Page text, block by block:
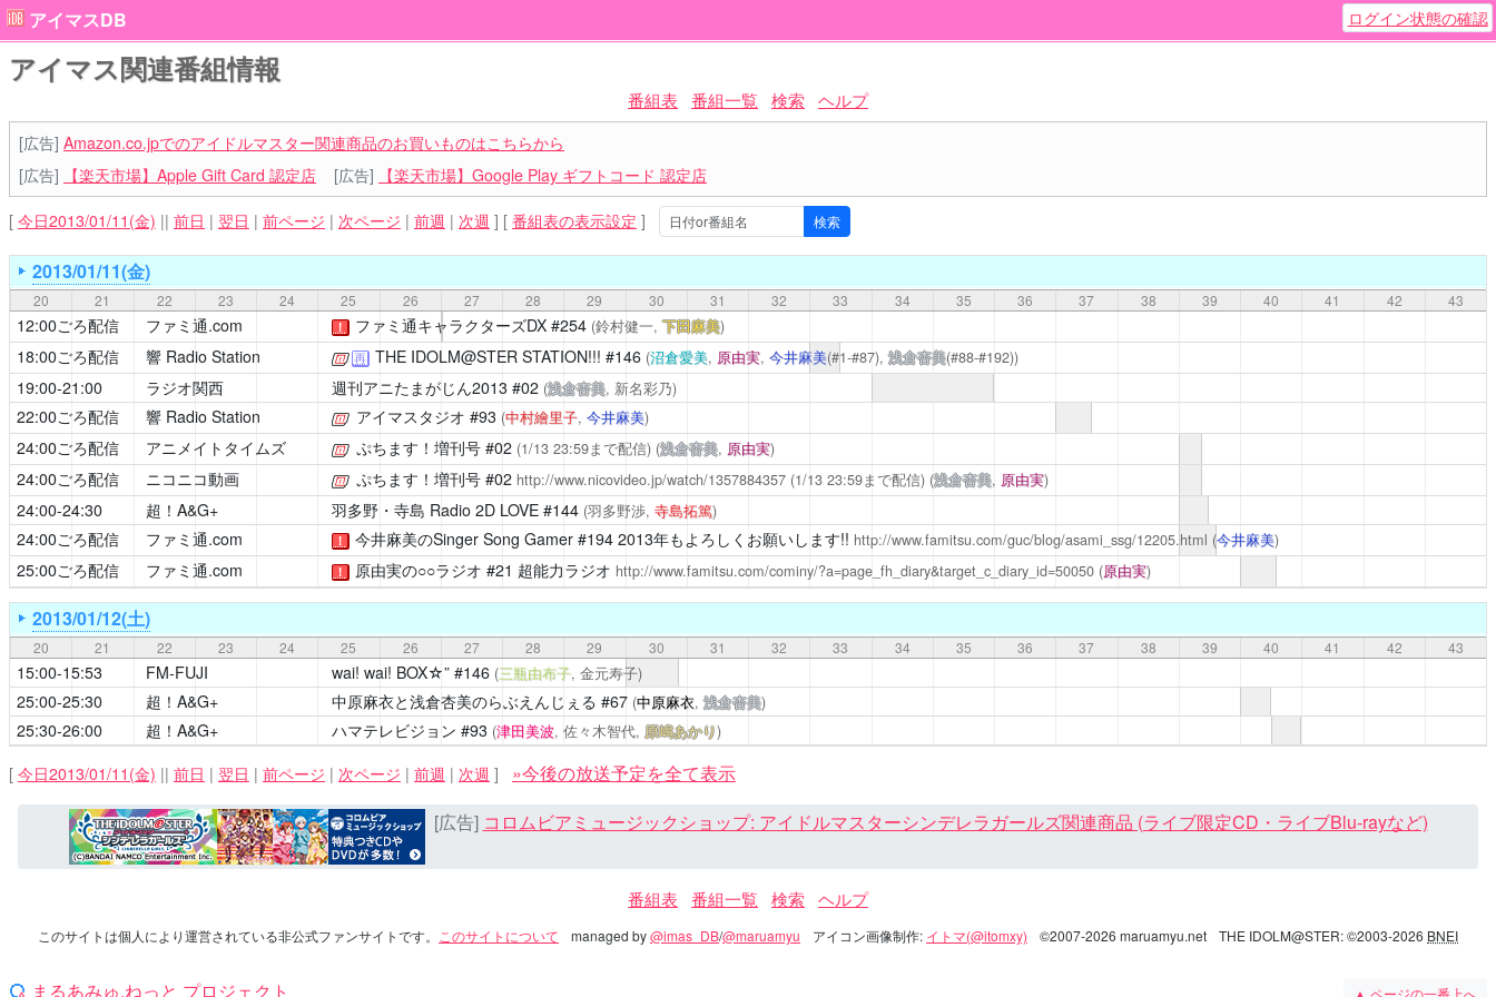
アイマスDB ログイン状態の確認
アイマス関連番組情報
番組表 番組一覧 検索 ヘルプ
[広告] Amazon.co.jpでのアイドルマスター関連商品のお買いものはこちらから
[広告]
【楽天市場】Apple Gift Card 認定店 [広告] 【楽天市場】Google Play ギフトコード 認定店
[ 今日2013/01/11(金) || 前日 | 翌日 | 前ページ | 次ページ | 前週 | 次週 ] [ 番組表の表示設定 ]
2013/01/11(金)
20 21 22 23 24 25 26 27 28 29 30 31 32 33 34 35 36 37 38 39 40 41 42 43
12:00ごろ配信 ファミ通.com ！ ファミ通キャラクターズDX#254 (鈴村健一,下田麻美)
18:00ごろ配信 響 Radio Station
[公式] 再 THE IDOLM@STER STATION!!! #146 (沼倉愛美, 原由実, 今井麻美(#1-#87),浅倉杏美(#88-#192))
19:00-21:00 ラジオ関西 週刊アニたまがじん2013 #02 (浅倉杏美, 新名彩乃)
22:00ごろ配信 響 Radio Station
[公式] アイマスタジオ #93 (中村繪里子, 今井麻美)
24:00ごろ配信 アニメイトタイムズ
[公式] ぷちます！増刊号#02 (1/13 23:59まで配信) (浅倉杏美, 原由実)
24:00ごろ配信 ニコニコ動画
[公式] ぷちます！増刊号#02 http://www.nicovideo.jp/watch/1357884357(1/13 23:59まで配信) (浅倉杏美, 原由実)
24:00-24:30 超！A&G+ 羽多野・寺島 Radio 2D LOVE#144 (羽多野渉, 寺島拓篤)
24:00ごろ配信 ファミ通.com ！ 今井麻美のSinger Song Gamer#194 2013年もよろしくお願いします!! http://www.famitsu.com/guc/blog/asami_ssg/12205.html (今井麻美)
25:00ごろ配信 ファミ通.com ！ 原由実の○○ラジオ #21 超能力ラジオ http://www.famitsu.com/cominy/?a=page_fh_diary&target_c_diary_id=50050 (原由実)
2013/01/12(土)
20 21 22 23 24 25 26 27 28 29 30 31 32 33 34 35 36 37 38 39 40 41 42 43
15:00-15:53 FM-FUJI wai! wai! BOX☆”#146 (三瓶由布子, 金元寿子)
25:00-25:30 超！A&G+ 中原麻衣と浅倉杏美のらぶえんじぇる #67 (中原麻衣,浅倉杏美)
25:30-26:00 超！A&G+ ハマテレビジョン #93 (津田美波, 佐々木智代, 原嶋あかり)
[ 今日2013/01/11(金) || 前日 | 翌日 | 前ページ | 次ページ | 前週 | 次週 ]
»今後の放送予定を全て表示
[広告] コロムビアミュージックショップ: アイドルマスターシンデレラガールズ関連商品 (ライブ限定CD・ライブBlu-rayなど)
番組表 番組一覧 検索 ヘルプ
このサイトは個人により運営されている非公式ファンサイトです。 このサイトについて managed by@imas_DB/@maruamyu アイコン画像制作: イトマ(@itomxy) ©2007-2026 maruamyu.net THE IDOLM@STER: ©2003-2026 BNEI
まるあみゅ.ねっと プロジェクト